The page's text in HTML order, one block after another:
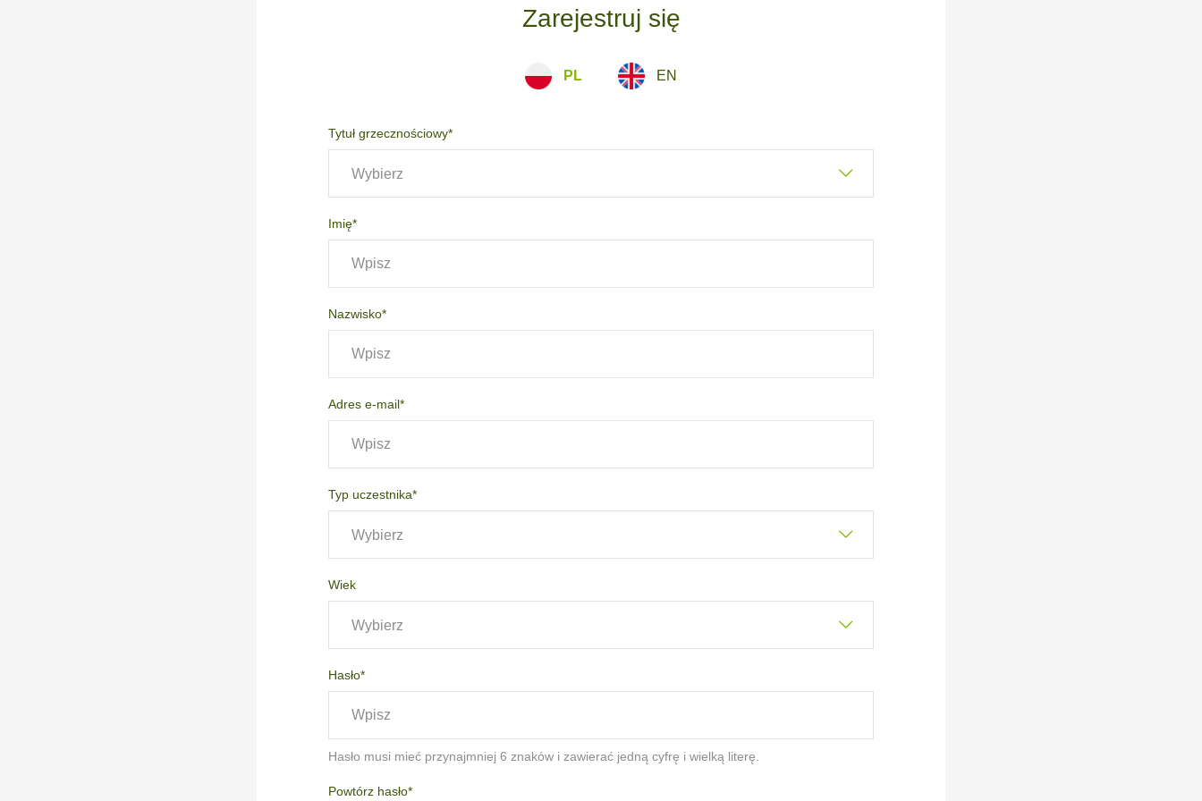
Zarejestruj się
PL EN
Tytuł grzecznościowy*
Wybierz
Imię*
Nazwisko*
Adres e-mail*
Typ uczestnika*
Wybierz
Wiek
Wybierz
Hasło*
Hasło musi mieć przynajmniej 6 znaków i zawierać jedną cyfrę i wielką literę.
Powtórz hasło*